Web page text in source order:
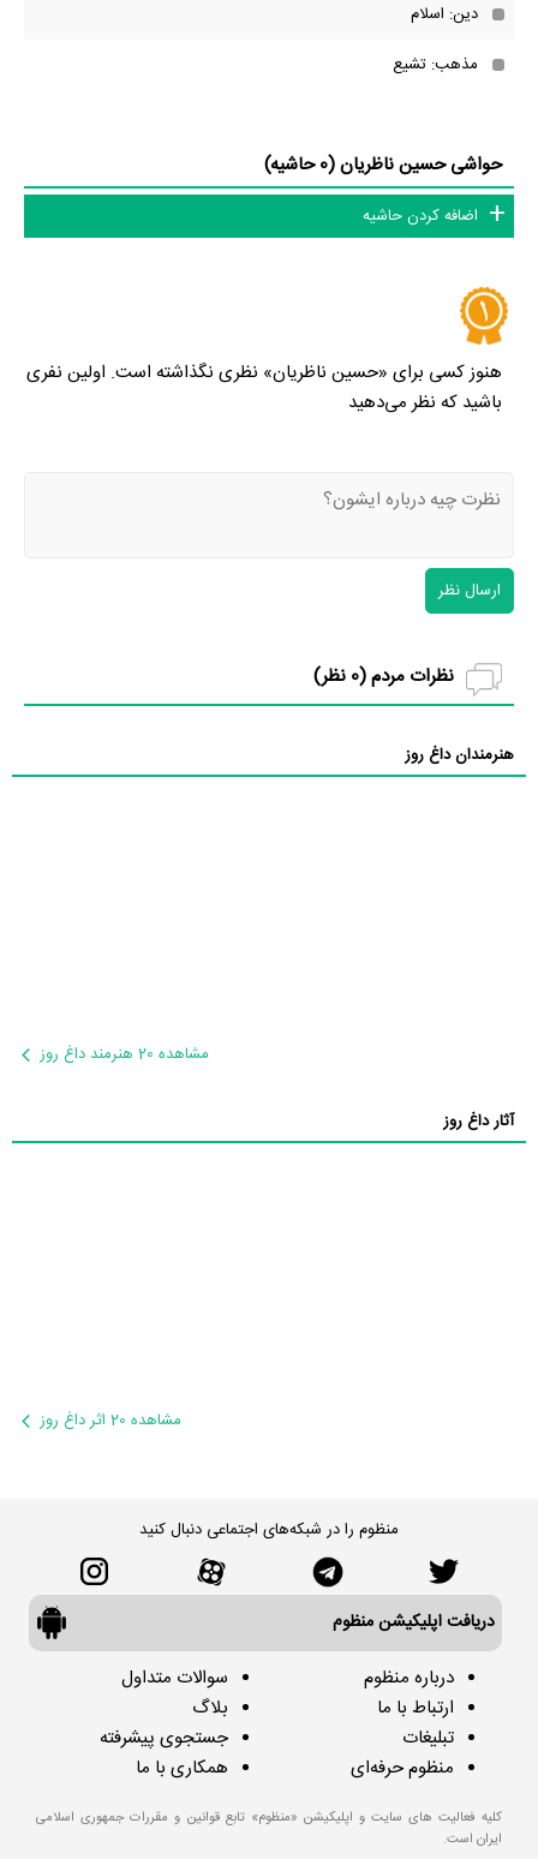
دین: اسلام
مذهب: تشیع
حواشی حسین ناظریان (0 حاشیه)
اضافه کردن حاشیه
هنوز کسی برای «حسین ناظریان» نظری نگذاشته است. اولین نفری
باشید که نظر می‌دهید
ارسال نظر
نظرات مردم (0 نظر)
هنرمندان داغ روز
مشاهده 20 هنرمند داغ روز
آثار داغ روز
مشاهده 20 اثر داغ روز
منظوم را در شبکه‌های اجتماعی دنبال کنید
دریافت اپلیکیشن منظوم
درباره منظوم
ارتباط با ما
تبلیغات
منظوم حرفه‌ای
سوالات متداول
بلاگ
جستجوی پیشرفته
همکاری با ما
کلیه فعالیت های سایت و اپلیکیشن «منظوم» تابع قوانین و مقررات جمهوری اسلامی
ایران است.